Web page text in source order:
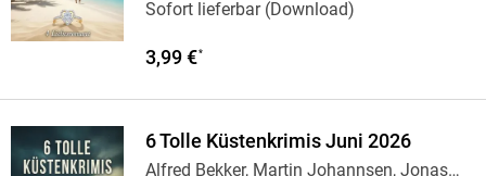
Sofort lieferbar (Download)
3,99 €*
6 Tolle Küstenkrimis Juni 2026
Alfred Bekker, Martin Johannsen, Jonas